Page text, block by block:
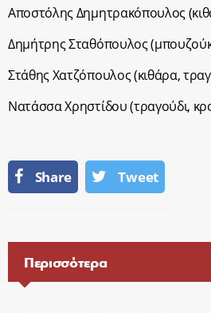
Αποστόλης Δημητρακόπουλος
Δημήτρης Σταθόπουλος
Στάθης Χατζόπουλος (κιθάρα,
Νατάσσα Χρηστίδου (τραγούδι,
Share Tweet
Περισσότερα